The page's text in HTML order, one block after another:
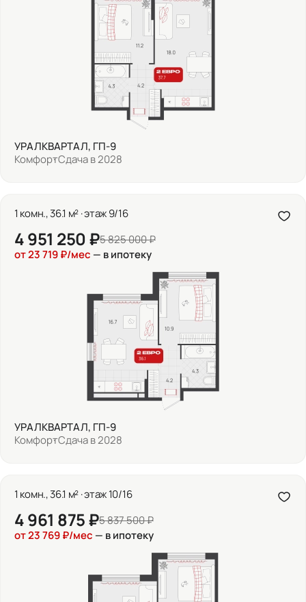
УРАЛКВАРТАЛ, ГП-9
КомфортСдача в 2028
1 комн., 36.1 м² · этаж 9/16
4 951 250 ₽5 825 000 ₽
от 23 719 ₽/мес — в ипотеку
УРАЛКВАРТАЛ, ГП-9
КомфортСдача в 2028
1 комн., 36.1 м² · этаж 10/16
4 961 875 ₽5 837 500 ₽
от 23 769 ₽/мес — в ипотеку